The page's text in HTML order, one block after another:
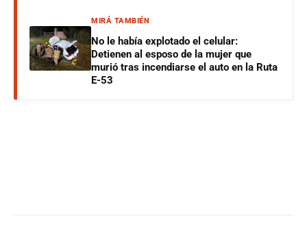
MIRÁ TAMBIÉN
No le había explotado el celular:
Detienen al esposo de la mujer que
murió tras incendiarse el auto en la Ruta
E-53